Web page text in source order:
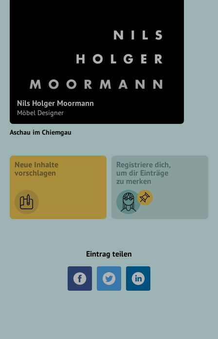
Nils Holger Moormann
Möbel Designer
Aschau im Chiemgau
Neue Inhalte
vorschlagen
Registriere dich,
um dir Einträge
zu merken
Eintrag teilen